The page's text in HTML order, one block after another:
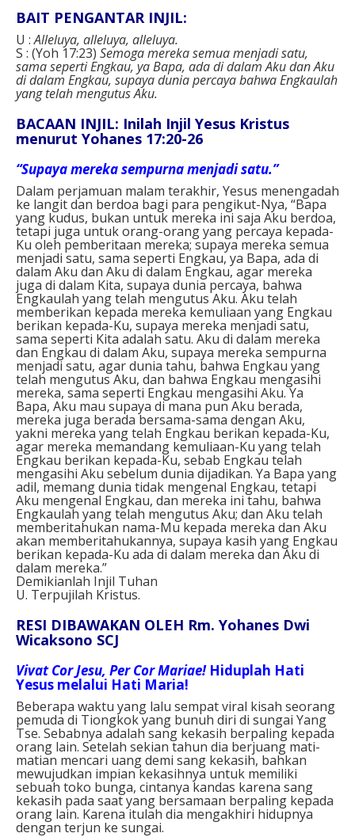
BAIT PENGANTAR INJIL:
U :Alleluya, alleluya, alleluya.
S : (Yoh 17:23) Semoga mereka semua menjadi satu,
sama seperti Engkau, ya Bapa, ada di dalam Aku dan Aku
di dalam Engkau, supaya dunia percaya bahwa Engkaulah
yang telah mengutus Aku.
BACAAN INJIL: Inilah Injil Yesus Kristus
menurut Yohanes 17:20-26
“Supaya mereka sempurna menjadi satu.”
Dalam perjamuan malam terakhir, Yesus menengadah
ke langit dan berdoa bagi para pengikut-Nya, “Bapa
yang kudus, bukan untuk mereka ini saja Aku berdoa,
tetapi juga untuk orang-orang yang percaya kepada-
Ku oleh pemberitaan mereka; supaya mereka semua
menjadi satu, sama seperti Engkau, ya Bapa, ada di
dalam Aku dan Aku di dalam Engkau, agar mereka
juga di dalam Kita, supaya dunia percaya, bahwa
Engkaulah yang telah mengutus Aku. Aku telah
memberikan kepada mereka kemuliaan yang Engkau
berikan kepada-Ku, supaya mereka menjadi satu,
sama seperti Kita adalah satu. Aku di dalam mereka
dan Engkau di dalam Aku, supaya mereka sempurna
menjadi satu, agar dunia tahu, bahwa Engkau yang
telah mengutus Aku, dan bahwa Engkau mengasihi
mereka, sama seperti Engkau mengasihi Aku. Ya
Bapa, Aku mau supaya di mana pun Aku berada,
mereka juga berada bersama-sama dengan Aku,
yakni mereka yang telah Engkau berikan kepada-Ku,
agar mereka memandang kemuliaan-Ku yang telah
Engkau berikan kepada-Ku, sebab Engkau telah
mengasihi Aku sebelum dunia dijadikan. Ya Bapa yang
adil, memang dunia tidak mengenal Engkau, tetapi
Aku mengenal Engkau, dan mereka ini tahu, bahwa
Engkaulah yang telah mengutus Aku; dan Aku telah
memberitahukan nama-Mu kepada mereka dan Aku
akan memberitahukannya, supaya kasih yang Engkau
berikan kepada-Ku ada di dalam mereka dan Aku di
dalam mereka.”
Demikianlah Injil Tuhan
U. Terpujilah Kristus.
RESI DIBAWAKAN OLEH Rm. Yohanes Dwi
Wicaksono SCJ
Vivat Cor Jesu, Per Cor Mariae! Hiduplah Hati
Yesus melalui Hati Maria!
Beberapa waktu yang lalu sempat viral kisah seorang
pemuda di Tiongkok yang bunuh diri di sungai Yang
Tse. Sebabnya adalah sang kekasih berpaling kepada
orang lain. Setelah sekian tahun dia berjuang mati-
matian mencari uang demi sang kekasih, bahkan
mewujudkan impian kekasihnya untuk memiliki
sebuah toko bunga, cintanya kandas karena sang
kekasih pada saat yang bersamaan berpaling kepada
orang lain. Karena itulah dia mengakhiri hidupnya
dengan terjun ke sungai.